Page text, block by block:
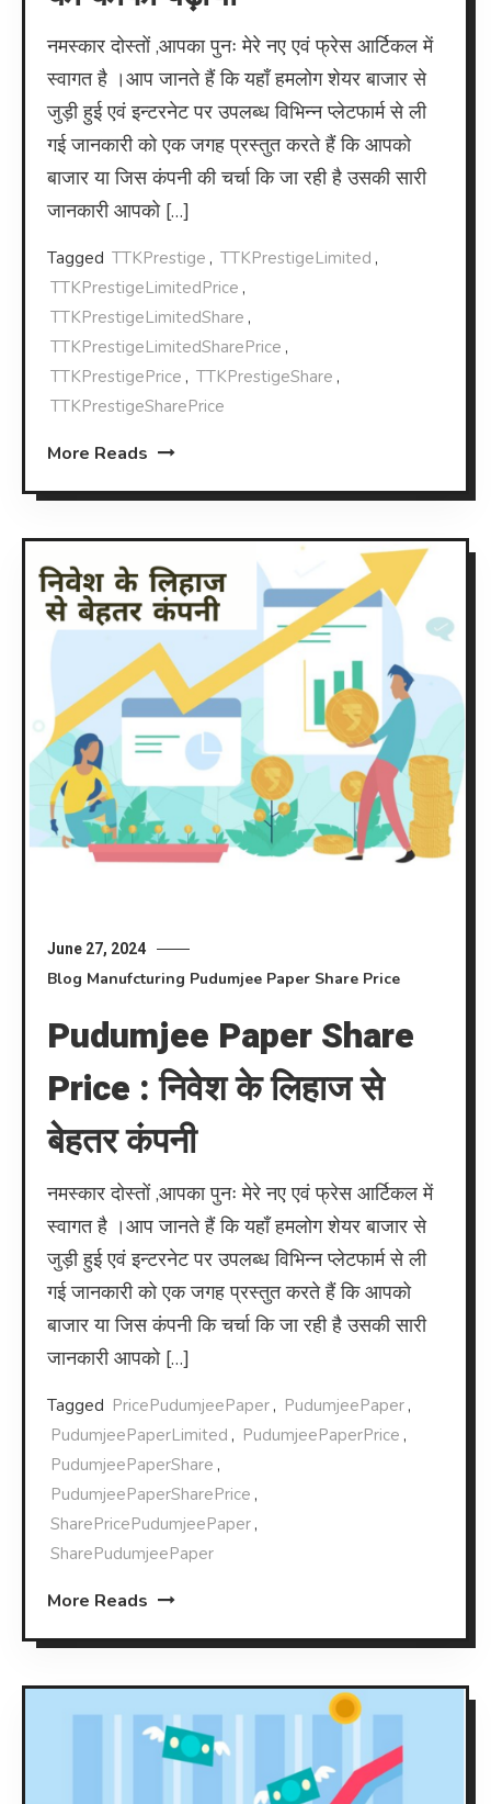
नमस्कार दोस्तों ,आपका पुनः मेरे नए एवं फ्रेस आर्टिकल में
स्वागत है ।आप जानते हैं कि यहाँ हमलोग शेयर बाजार से
जुड़ी हुई एवं इन्टरनेट पर उपलब्ध विभिन्न प्लेटफार्म से ली
गई जानकारी को एक जगह प्रस्तुत करते हैं कि आपको
बाजार या जिस कंपनी की चर्चा कि जा रही है उसकी सारी
जानकारी आपको […]
Tagged TTKPrestige , TTKPrestigeLimited ,
TTKPrestigeLimitedPrice ,
TTKPrestigeLimitedShare ,
TTKPrestigeLimitedSharePrice ,
TTKPrestigePrice , TTKPrestigeShare ,
TTKPrestigeSharePrice
More Reads
June 27, 2024
Blog Manufcturing Pudumjee Paper Share Price
Pudumjee Paper Share
Price : निवेश के लिहाज से
बेहतर कंपनी
नमस्कार दोस्तों ,आपका पुनः मेरे नए एवं फ्रेस आर्टिकल में
स्वागत है ।आप जानते हैं कि यहाँ हमलोग शेयर बाजार से
जुड़ी हुई एवं इन्टरनेट पर उपलब्ध विभिन्न प्लेटफार्म से ली
गई जानकारी को एक जगह प्रस्तुत करते हैं कि आपको
बाजार या जिस कंपनी कि चर्चा कि जा रही है उसकी सारी
जानकारी आपको […]
Tagged PricePudumjeePaper , PudumjeePaper ,
PudumjeePaperLimited , PudumjeePaperPrice ,
PudumjeePaperShare ,
PudumjeePaperSharePrice ,
SharePricePudumjeePaper ,
SharePudumjeePaper
More Reads